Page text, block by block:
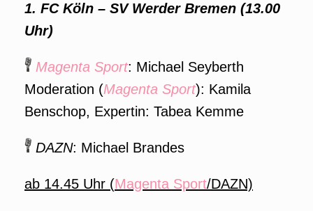
1. FC Köln – SV Werder Bremen (13.00
Uhr)
Magenta Sport: Michael Seyberth
Moderation (Magenta Sport): Kamila
Benschop, Expertin: Tabea Kemme
DAZN: Michael Brandes
ab 14.45 Uhr (Magenta Sport/DAZN)